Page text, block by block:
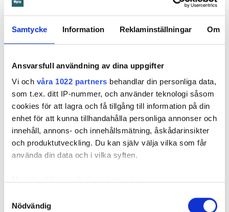
Samtycke Information Reklaminställningar Om
Ansvarsfull användning av dina uppgifter
Vi och våra 1022 partners behandlar din personliga data,
som t.ex. ditt IP-nummer, och använder teknologi såsom
cookies för att lagra och få tillgång till information på din
enhet för att kunna tillhandahålla personliga annonser och
innehåll, annons- och innehållsmätning, åskådarinsikter
och produktutveckling. Du kan själv välja vilka som får
använda din data och i vilka syften.
som kan ha en noggrannhet på upp till flera meter
Nödvändig
Foto: Hyresnämnden
Foto: Hyresnämnden
Hyresgästen borde ha upptäckt och larmat om glipan i duschväggen, menar
han bott där varken gjort några inspektioner eller något
underhåll av badrummet, och att det är anledningen till att
sprickan har kunnat uppstå. Sprickan var heller inte så lätt
att upptäcka, menar han.
Tyckte inte renovering var nödvändig
Värden har en annan uppfattning, och påpekar att företaget
skick, och att det inte fanns behov av någon renovering.